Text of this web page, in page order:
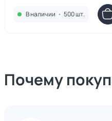
В наличии • 500 шт.
Почему